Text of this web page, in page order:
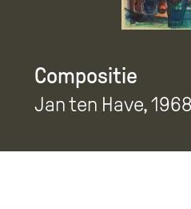
Compositie
Jan ten Have, 1968